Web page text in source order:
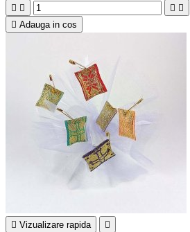
   
 Adauga in cos
 Vizualizare rapida 